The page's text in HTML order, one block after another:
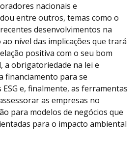
nacionais e
entre outros, temas como o
desenvolvimentos na
nível das implicações que trará
positiva com o seu bom
a obrigatoriedade na lei e
financiamento para se
e, finalmente, as ferramentas
as empresas no
para modelos de negócios que
para o impacto ambiental